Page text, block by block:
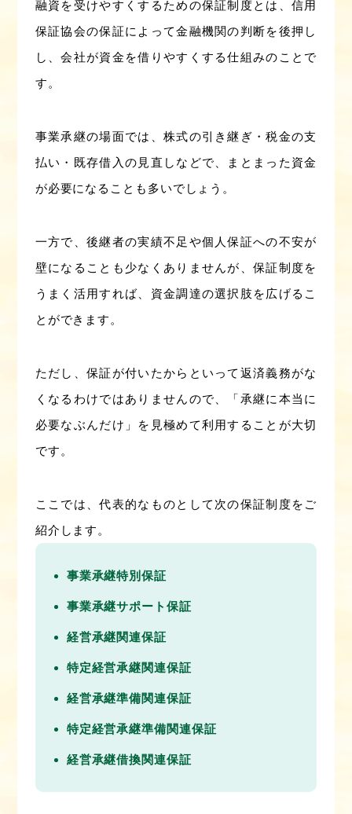
融資を受けやすくするための保証制度とは、信用
保証協会の保証によって金融機関の判断を後押し
し、会社が資金を借りやすくする仕組みのことで
す。
事業承継の場面では、株式の引き継ぎ・税金の支
払い・既存借入の見直しなどで、まとまった資金
が必要になることも多いでしょう。
一方で、後継者の実績不足や個人保証への不安が
壁になることも少なくありませんが、保証制度を
うまく活用すれば、資金調達の選択肢を広げるこ
とができます。
ただし、保証が付いたからといって返済義務がな
くなるわけではありませんので、「承継に本当に
必要なぶんだけ」を見極めて利用することが大切
です。
ここでは、代表的なものとして次の保証制度をご
紹介します。
事業承継特別保証
事業承継サポート保証
経営承継関連保証
特定経営承継関連保証
経営承継準備関連保証
特定経営承継準備関連保証
経営承継借換関連保証